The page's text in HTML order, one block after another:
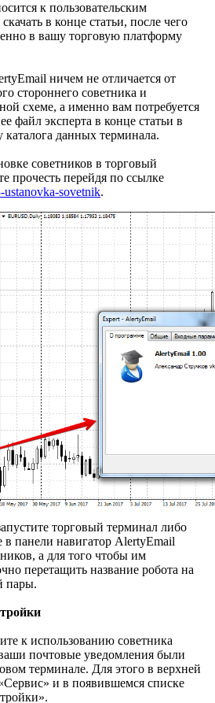
к пользовательским
в конце статьи, после чего
в вашу торговую платформу
ничем не отличается от
стороннего советника и
схеме, а именно вам потребуется
файл эксперта в конце статьи в
данных терминала.
советников в торговый
прочесть перейдя по ссылке
sovetnik.
торговый терминал либо
в панели навигатор AlertyEmail
а для того чтобы им
перетащить название робота на
пары.
к использованию советника
почтовые уведомления были
терминале. Для этого в верхней
и в появившемся списке